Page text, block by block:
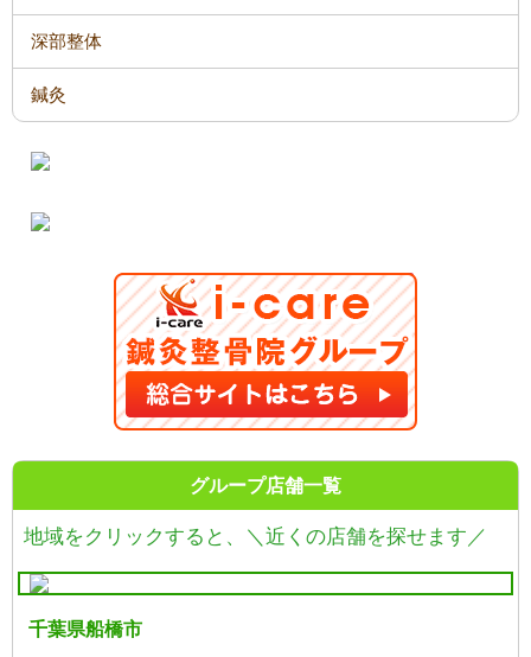
深部整体
鍼灸
グループ店舗一覧
地域をクリックすると、 ＼近くの店舗を探せます／
千葉県船橋市